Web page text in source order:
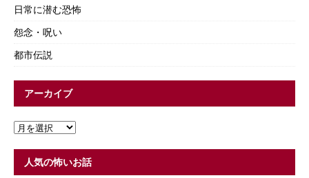
日常に潜む恐怖
怨念・呪い
都市伝説
アーカイブ
人気の怖いお話